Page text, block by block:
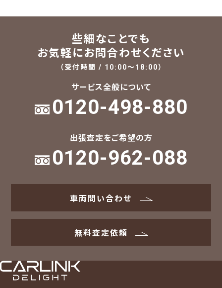
些細なことでも
お気軽にお問合わせください
（受付時間 / 10:00～18:00）
サービス全般について
0120-498-880
出張査定をご希望の方
0120-962-088
車両問い合わせ
無料査定依頼